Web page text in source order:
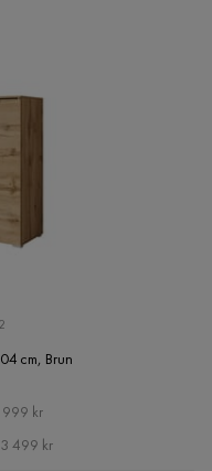
cm, Brun
999 kr
499 kr